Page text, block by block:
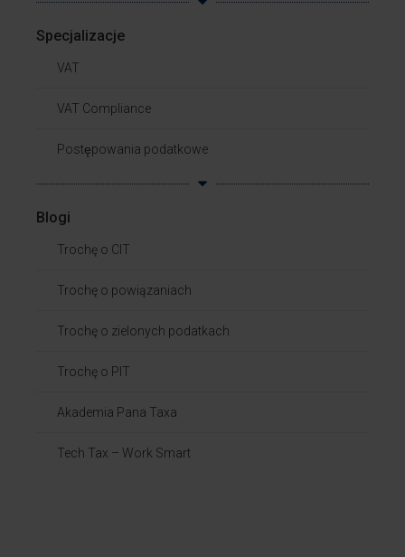
Specjalizacje
VAT
VAT Compliance
Postępowania podatkowe
Blogi
Trochę o CIT
Trochę o powiązaniach​
Trochę o zielonych podatkach
Trochę o PIT
Akademia Pana Taxa
Tech Tax – Work Smart